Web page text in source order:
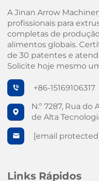
A Jinan Arrow
profissionais para
completas de
alimentos globais.
de 30 patentes e
Solicite hoje mesmo
+86-15169106317
N.º 7287, Rua
de Alta
[email protected]
Links Rápidos